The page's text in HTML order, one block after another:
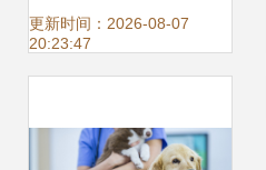
靠垫的源头工厂批
更新时间：2026-08-07
20:23:47